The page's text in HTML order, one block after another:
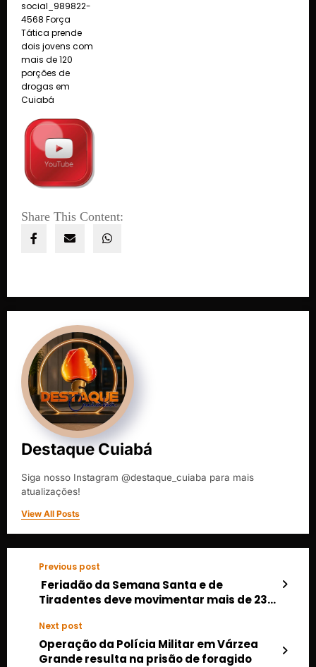
Share This Content:
Destaque Cuiabá
Siga nosso Instagram @destaque_cuiaba para mais
atualizações!
View All Posts
Previous post
Feriadão da Semana Santa e de
Tiradentes deve movimentar mais de 23
Next post
Operação da Polícia Militar em Várzea
Grande resulta na prisão de foragido